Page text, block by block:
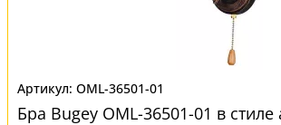
OML-36501-01
Бра Bugey OML-36501-01 в стиле